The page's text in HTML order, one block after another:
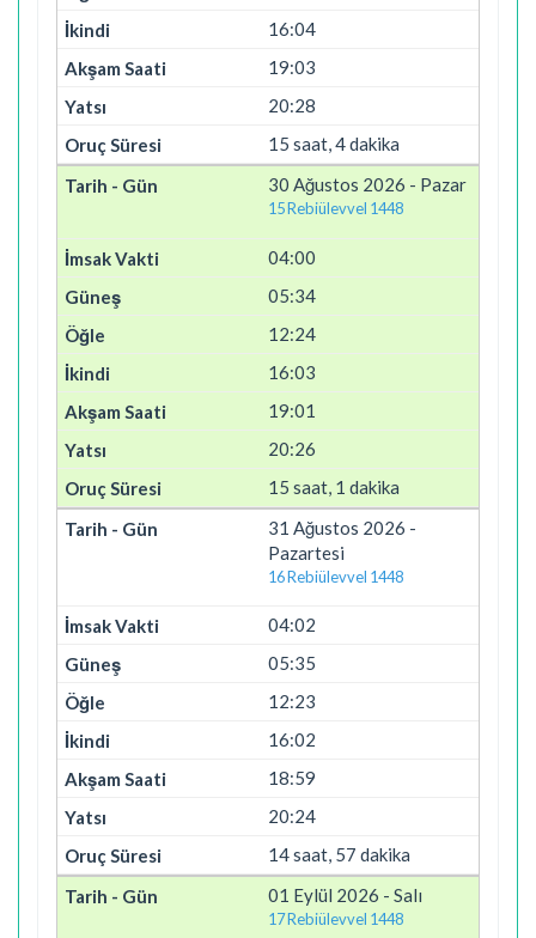
16:04
19:03
20:28
15 saat, 4 dakika
30 Ağustos 2026 - Pazar
15 Rebiülevvel 1448
04:00
05:34
12:24
16:03
19:01
20:26
15 saat, 1 dakika
31 Ağustos 2026 -
Pazartesi
16 Rebiülevvel 1448
04:02
05:35
12:23
16:02
18:59
20:24
14 saat, 57 dakika
01 Eylül 2026 - Salı
17 Rebiülevvel 1448